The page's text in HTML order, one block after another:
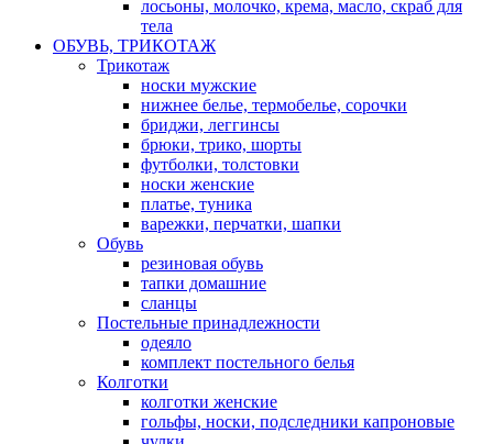
лосьоны, молочко, крема, масло, скраб для
тела
ОБУВЬ, ТРИКОТАЖ
Трикотаж
носки мужские
нижнее белье, термобелье, сорочки
бриджи, леггинсы
брюки, трико, шорты
футболки, толстовки
носки женские
платье, туника
варежки, перчатки, шапки
Обувь
резиновая обувь
тапки домашние
сланцы
Постельные принадлежности
одеяло
комплект постельного белья
Колготки
колготки женские
гольфы, носки, подследники капроновые